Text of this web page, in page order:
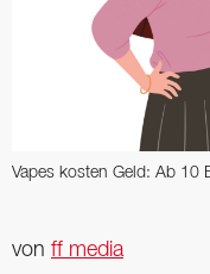
Vapes kosten Geld: Ab 10
von ff media